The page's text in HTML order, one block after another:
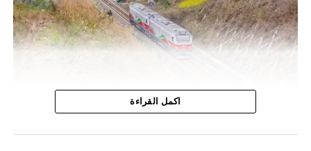
وتندرج هذه الخطوة ضمن برنامج تحديث أسطول الجر الذي
أطلقه المكتب الوطني للسكك الحديدية، بهدف الرفع من كفاءة
اكمل القراءة